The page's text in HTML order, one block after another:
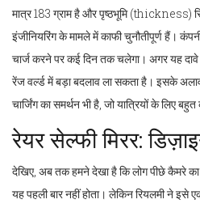
मात्र 183 ग्राम है और पृष्ठभूमि (thickness)
इंजीनियरिंग के मामले में काफी चुनौतीपूर्ण हैं।
चार्ज करने पर कई दिन तक चलेगा। अगर यह
रेंज वर्ल्ड में बड़ा बदलाव ला सकता है। इसके
चार्जिंग का समर्थन भी है, जो यात्रियों के लिए
रेयर सेल्फी मिरर:
देखिए, अब तक हमने देखा है कि लोग पीछे कैमरे
यह पहली बार नहीं होता। लेकिन रियलमी ने